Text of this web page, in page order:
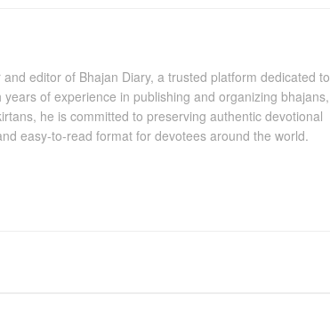
editor of Bhajan Diary, a trusted platform dedicated to
of experience in publishing and organizing bhajans,
he is committed to preserving authentic devotional
easy-to-read format for devotees around the world.